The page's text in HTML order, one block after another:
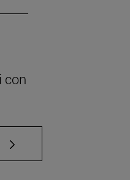
con
TAB para desplazarse.